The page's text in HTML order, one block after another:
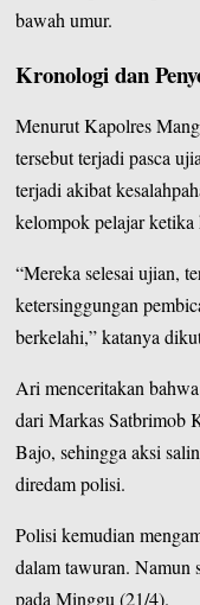
bawah umur.
Kronologi dan
Menurut Kapolres
tersebut terjadi pasca
terjadi akibat
kelompok pelajar ketika
“Mereka selesai ujian,
ketersinggungan
berkelahi,” katanya
Ari menceritakan
dari Markas Satbrimob
Bajo, sehingga aksi
diredam polisi.
Polisi kemudian
dalam tawuran. Namun
pada Minggu (21/4).